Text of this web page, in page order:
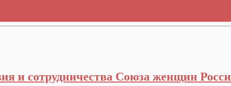
и сотрудничества Союза женщин